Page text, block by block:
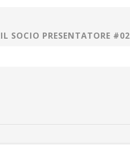
SOCIO PRESENTATORE #02